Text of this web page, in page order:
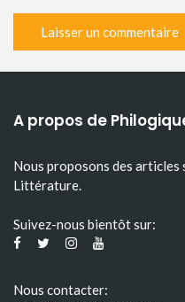
A propos de
Nous proposons des articles
Littérature.
Suivez-nous bientôt sur:
Nous contacter: